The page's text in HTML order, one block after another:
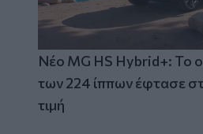
Νέο MG HS Hybrid+: Το
των 224 ίππων έφτασε
τιμή